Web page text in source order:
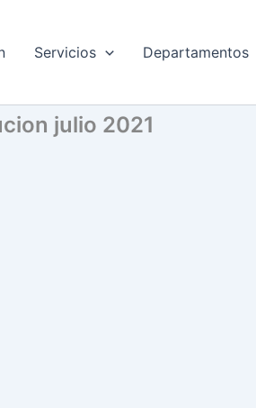
Servicios Departamentos
julio 2021